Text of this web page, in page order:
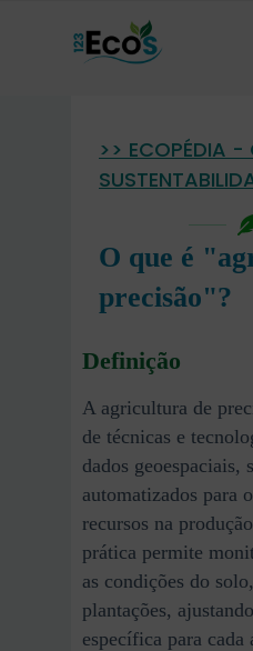
>> ECOPÉDIA -
O que é
precisão"?
Definição
A agricultura de
de técnicas e
dados geoespaciais,
automatizados para
recursos na
prática permite
as condições do
plantações,
específica para cada